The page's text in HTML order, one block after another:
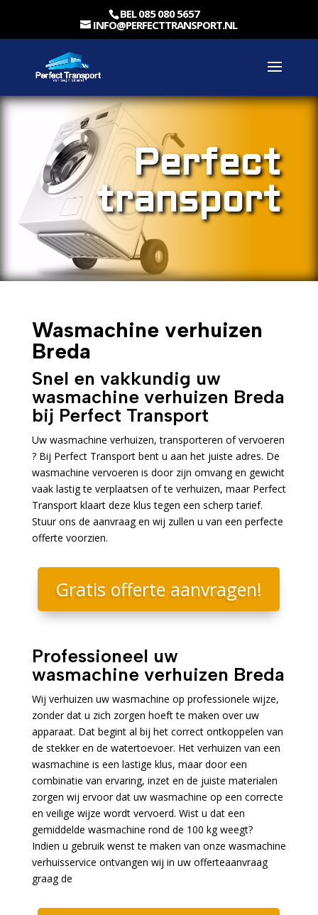
BEL 085 080 5657
INFO@PERFECTTRANSPORT.NL
Perfect
transport
Wasmachine verhuizen
Breda
Snel en vakkundig uw
wasmachine verhuizen Breda
bij Perfect Transport
Uw wasmachine verhuizen, transporteren of vervoeren
? Bij Perfect Transport bent u aan het juiste adres. De
wasmachine vervoeren is door zijn omvang en gewicht
vaak lastig te verplaatsen of te verhuizen, maar Perfect
Transport klaart deze klus tegen een scherp tarief.
Stuur ons de aanvraag en wij zullen u van een perfecte
offerte voorzien.
Gratis offerte aanvragen!
Professioneel uw
wasmachine verhuizen Breda
Wij verhuizen uw wasmachine op professionele wijze,
zonder dat u zich zorgen hoeft te maken over uw
apparaat. Dat begint al bij het correct ontkoppelen van
de stekker en de watertoevoer. Het verhuizen van een
wasmachine is een lastige klus, maar door een
combinatie van ervaring, inzet en de juiste materialen
zorgen wij ervoor dat uw wasmachine op een correcte
en veilige wijze wordt vervoerd. Wist u dat een
gemiddelde wasmachine rond de 100 kg weegt?
Indien u gebruik wenst te maken van onze wasmachine
verhuisservice ontvangen wij in uw offerteaanvraag
graag de